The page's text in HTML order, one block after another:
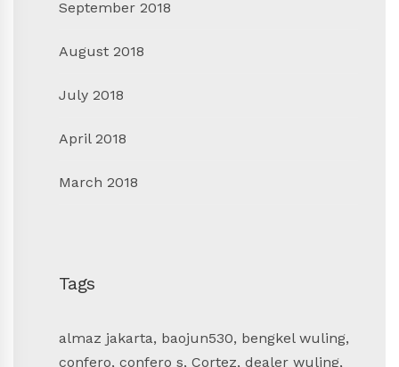
September 2018
August 2018
July 2018
April 2018
March 2018
Tags
almaz jakarta, baojun530, bengkel wuling,
confero, confero s, Cortez, dealer wuling,